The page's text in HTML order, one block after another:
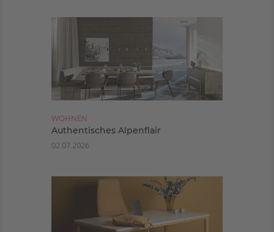
WOHNEN
Authentisches Alpenflair
02.07.2026